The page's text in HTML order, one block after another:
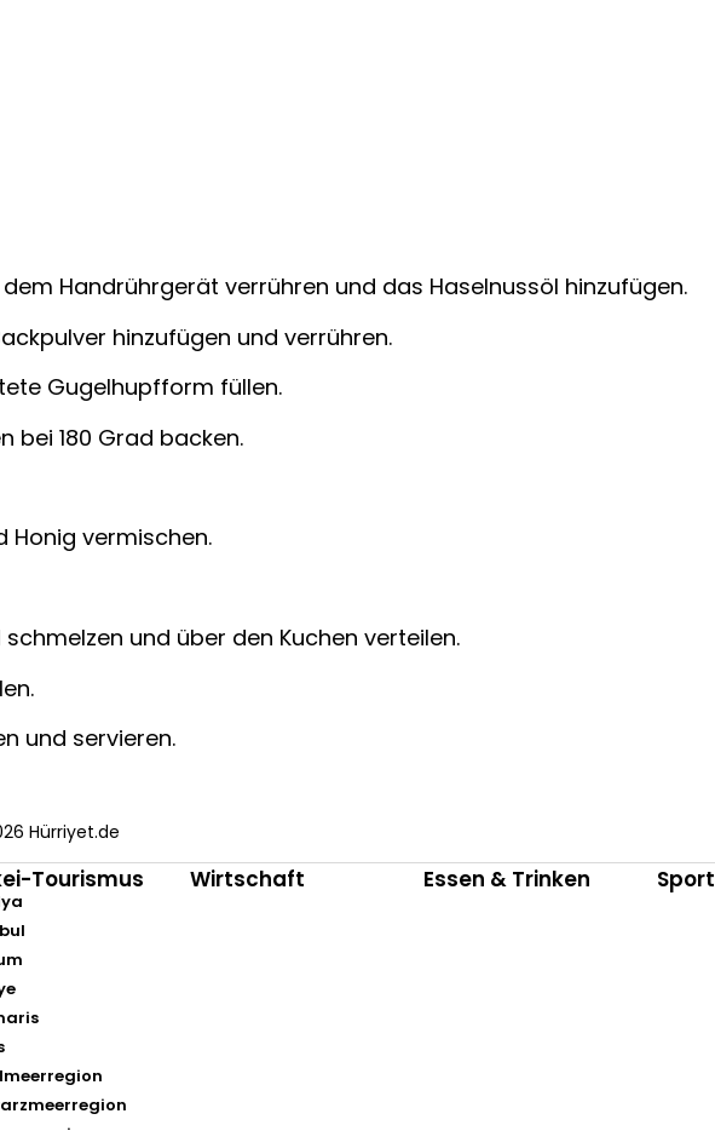
dem Handrührgerät verrühren und das Haselnussöl hinzufügen.
hinzufügen und verrühren.
Gugelhupfform füllen.
bei 180 Grad backen.
Honig vermischen.
und über den Kuchen verteilen.
und servieren.
Hürriyet.de
Tourismus Wirtschaft Essen & Trinken Sport